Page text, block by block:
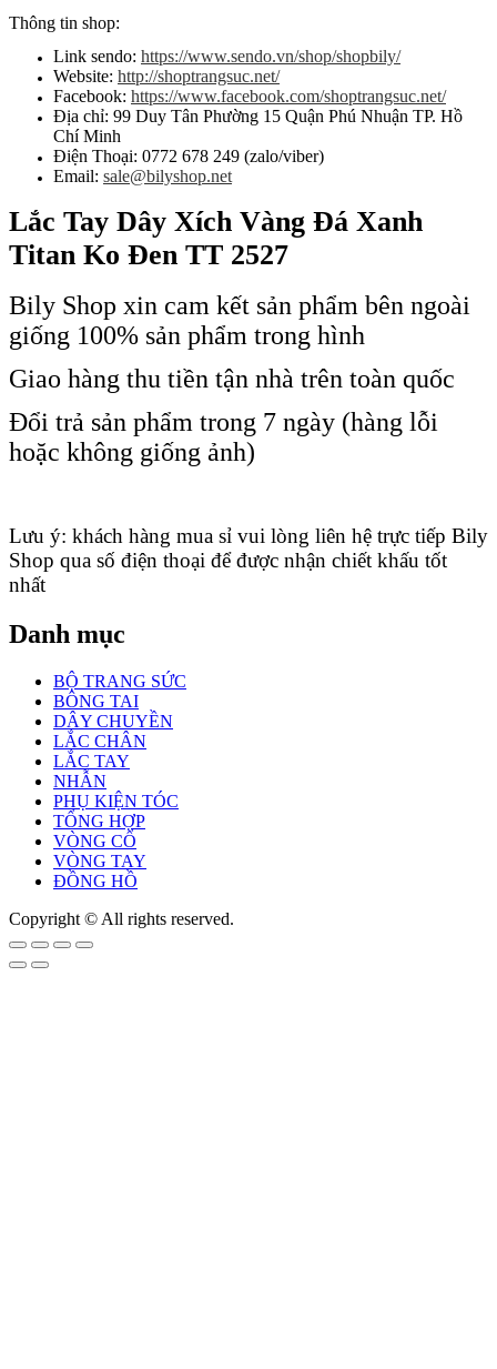
Thông tin shop:
Link sendo: https://www.sendo.vn/shop/shopbily/
Website: http://shoptrangsuc.net/
Facebook: https://www.facebook.com/shoptrangsuc.net/
Địa chỉ: 99 Duy Tân Phường 15 Quận Phú Nhuận TP. Hồ
Chí Minh
Điện Thoại: 0772 678 249 (zalo/viber)
Email: sale@bilyshop.net
Lắc Tay Dây Xích Vàng Đá Xanh
Titan Ko Đen TT 2527
Bily Shop xin cam kết sản phẩm bên ngoài
giống 100% sản phẩm trong hình
Giao hàng thu tiền tận nhà trên toàn quốc
Đổi trả sản phẩm trong 7 ngày (hàng lỗi
hoặc không giống ảnh)
Lưu ý: khách hàng mua sỉ vui lòng liên hệ trực tiếp Bily
Shop qua số điện thoại để được nhận chiết khấu tốt
nhất
Danh mục
BỘ TRANG SỨC
BÔNG TAI
DÂY CHUYỀN
LẮC CHÂN
LẮC TAY
NHẪN
PHỤ KIỆN TÓC
TỔNG HỢP
VÒNG CỔ
VÒNG TAY
ĐỒNG HỒ
Copyright © All rights reserved.